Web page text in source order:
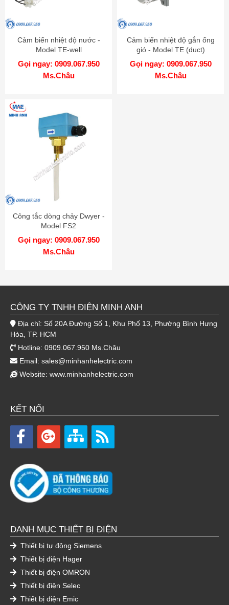
Cảm biến nhiệt độ nước -
Model TE-well
Gọi ngay: 0909.067.950
Ms.Châu
Cảm biến nhiệt độ gắn ống
gió - Model TE (duct)
Gọi ngay: 0909.067.950
Ms.Châu
Công tắc dòng chảy Dwyer -
Model FS2
Gọi ngay: 0909.067.950
Ms.Châu
CÔNG TY TNHH ĐIỆN MINH ANH
Địa chỉ: Số 20A Đường Số 1, Khu Phố 13, Phường Bình Hưng
Hòa, TP. HCM
Hotline: 0909.067.950 Ms.Châu
Email: sales@minhanhelectric.com
Website: www.minhanhelectric.com
KẾT NỐI
DANH MỤC THIẾT BỊ ĐIỆN
Thiết bị tự động Siemens
Thiết bị điện Hager
Thiết bị điện OMRON
Thiết bị điện Selec
Thiết bị điện Emic